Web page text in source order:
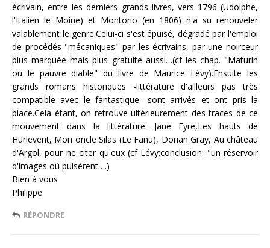
écrivain, entre les derniers grands livres, vers 1796 (Udolphe,
l'Italien le Moine) et Montorio (en 1806) n'a su renouveler
valablement le genre.Celui-ci s'est épuisé, dégradé par l'emploi
de procédés "mécaniques" par les écrivains, par une noirceur
plus marquée mais plus gratuite aussi…(cf les chap. "Maturin
ou le pauvre diable" du livre de Maurice Lévy).Ensuite les
grands romans historiques -littérature d'ailleurs pas très
compatible avec le fantastique- sont arrivés et ont pris la
place.Cela étant, on retrouve ultérieurement des traces de ce
mouvement dans la littérature: Jane Eyre,Les hauts de
Hurlevent, Mon oncle Silas (Le Fanu), Dorian Gray, Au château
d'Argol, pour ne citer qu'eux (cf Lévy:conclusion: "un réservoir
d'images où puisèrent….)
Bien à vous
Philippe
RÉPONDRE